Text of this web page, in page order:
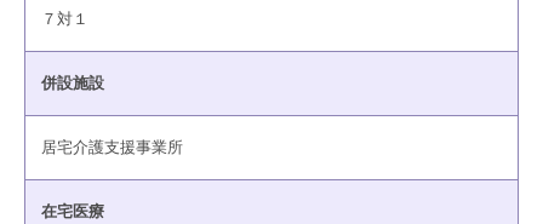
７対１
併設施設
居宅介護支援事業所
在宅医療